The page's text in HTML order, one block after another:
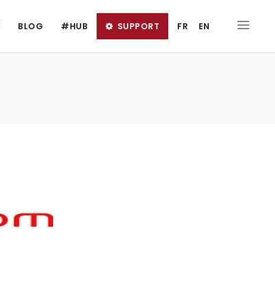
BLOG #HUB SUPPORT FR EN